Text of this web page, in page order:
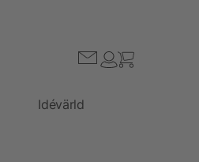
Idévärld